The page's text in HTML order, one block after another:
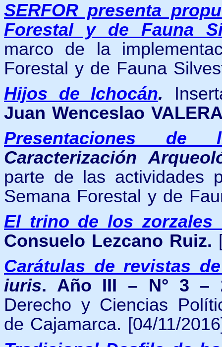
SERFOR presenta
Forestal y de Fauna
marco de la
Forestal y de Fauna
Hijos de Ichocán.
Juan Wenceslao
Presentaciones de
Caracterización
parte de las actividades
Semana Forestal y de
El trino de los zorzales
Consuelo Lezcano Ruiz.
Carátulas de revistas
iuris. Año III – N° 3 –
Derecho y Ciencias
de Cajamarca. [04/11/